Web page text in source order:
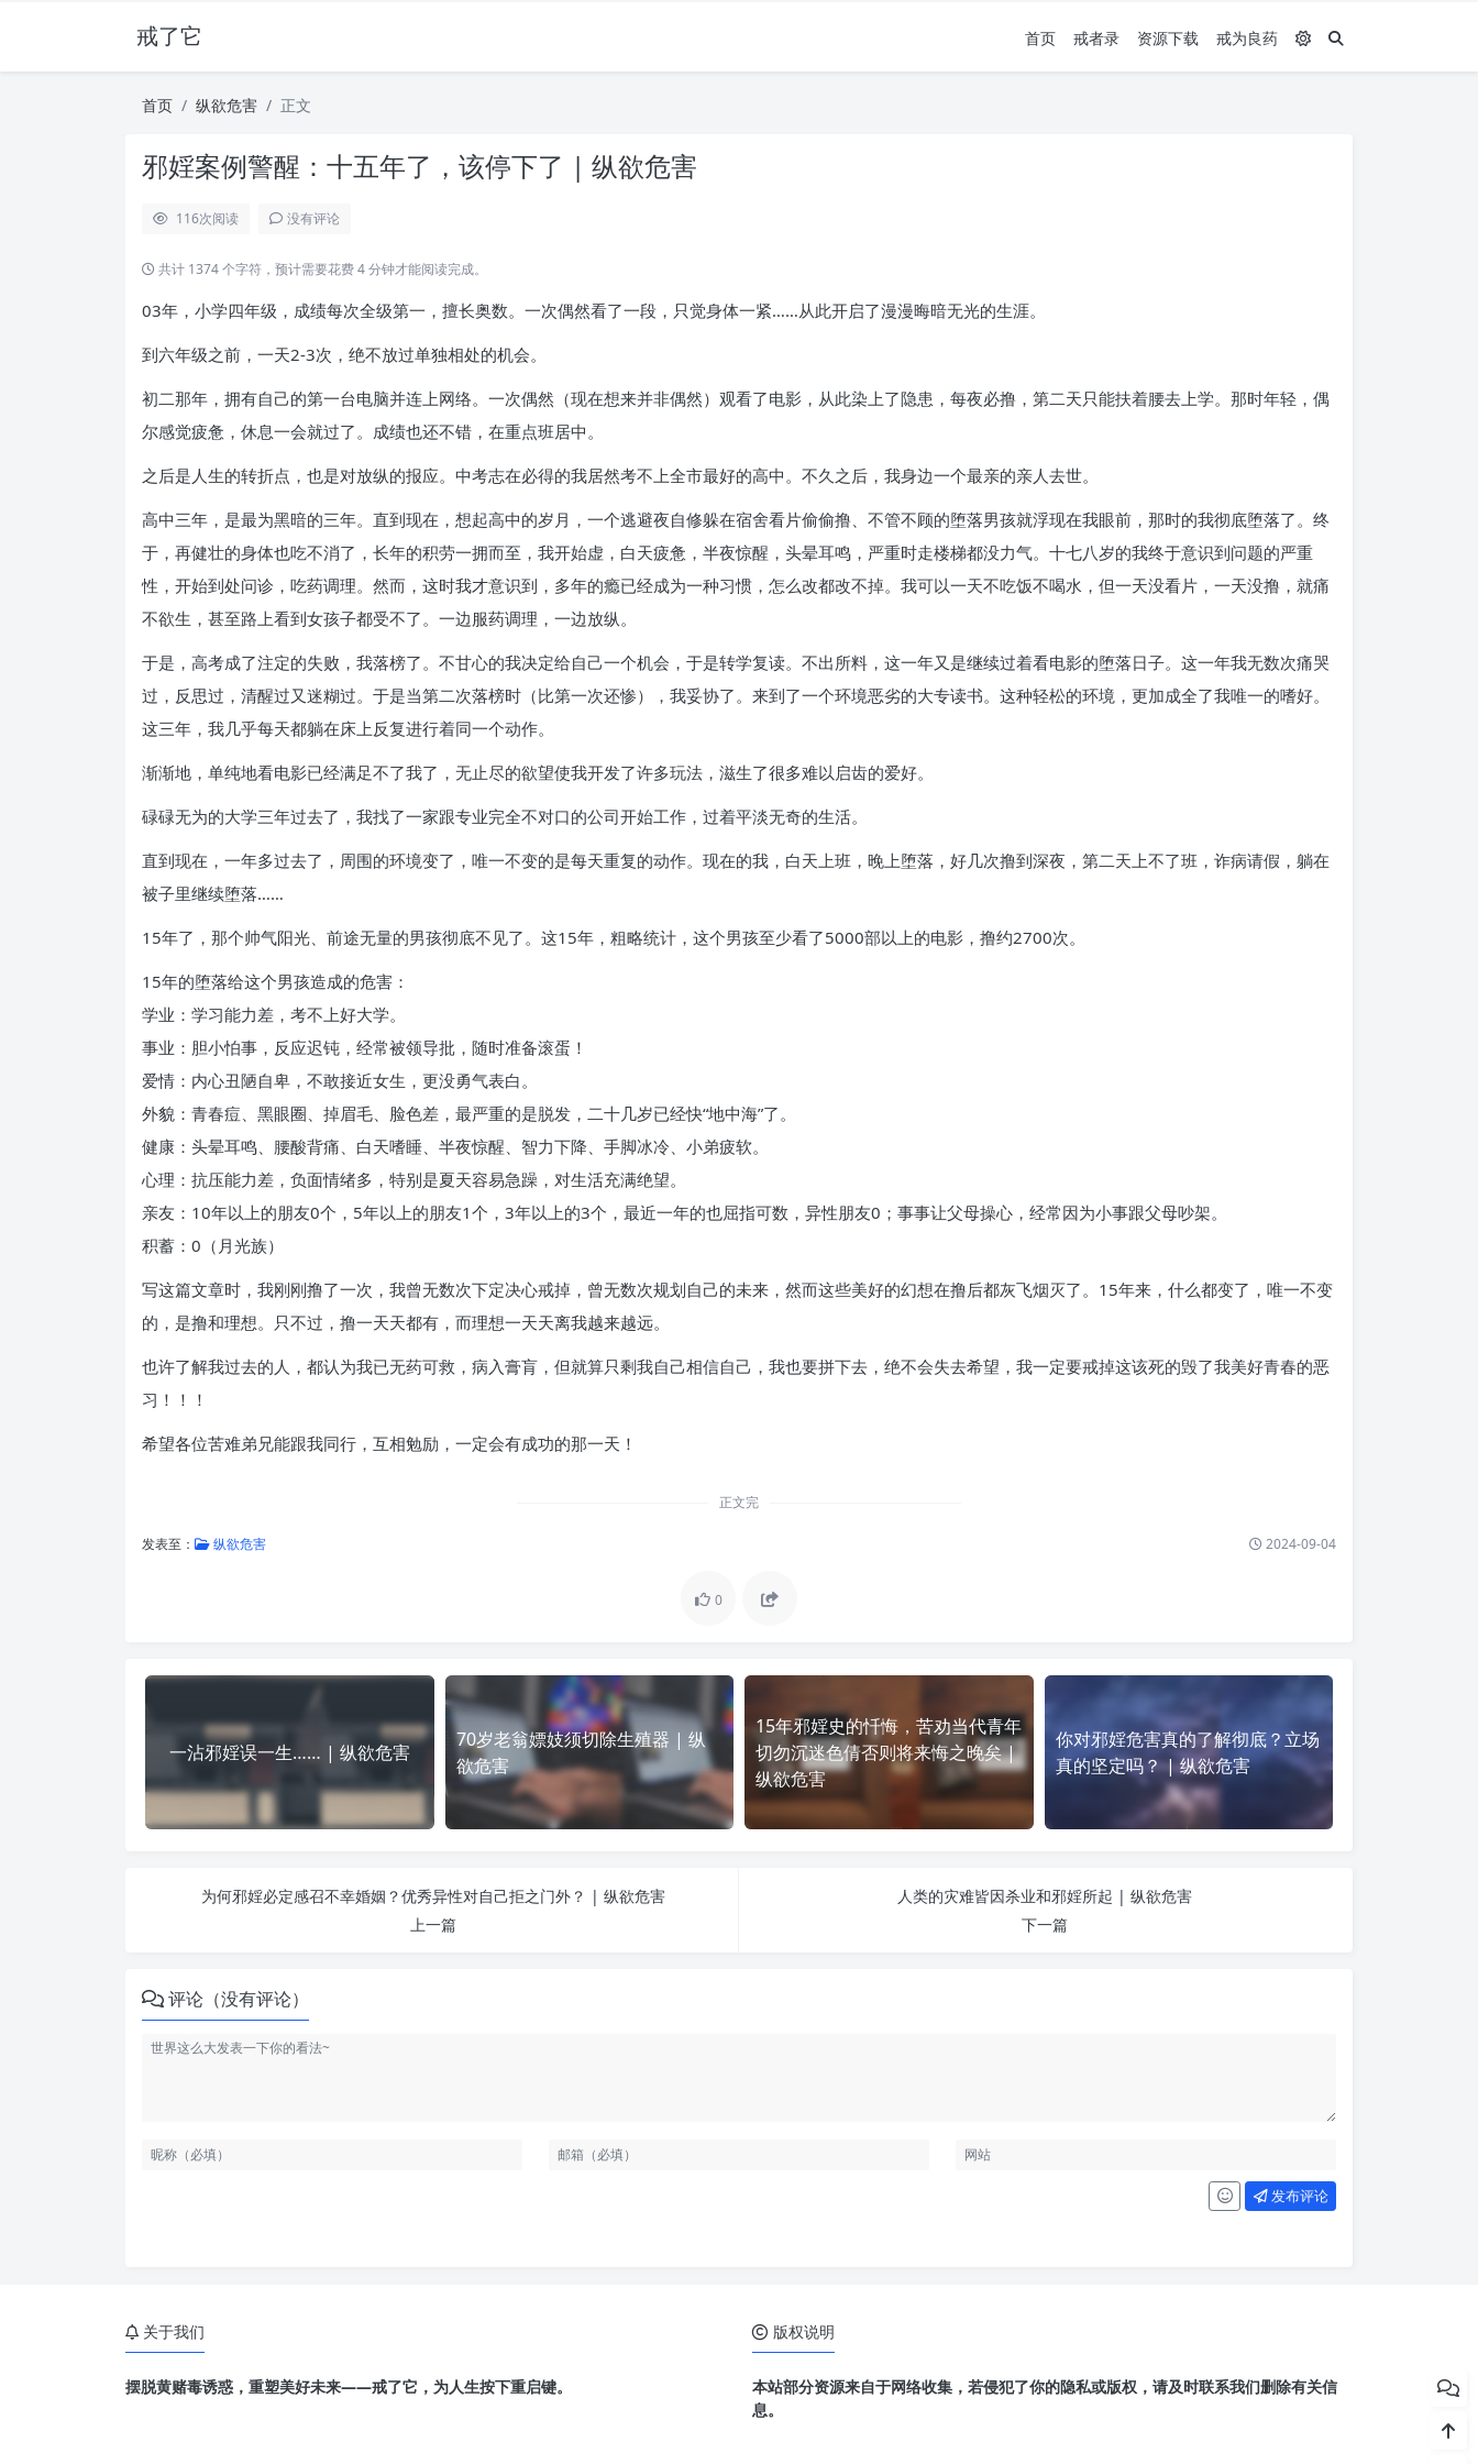
戒了它 首页 戒者录 资源下载 戒为良药
首页 纵欲危害 正文
邪婬案例警醒：十五年了，该停下了 | 纵欲危害
116次阅读 没有评论
共计 1374 个字符，预计需要花费 4 分钟才能阅读完成。
03年，小学四年级，成绩每次全级第一，擅长奥数。一次偶然看了一段，只觉身体一紧……从此开启了漫漫晦暗无光的生涯。
到六年级之前，一天2-3次，绝不放过单独相处的机会。
初二那年，拥有自己的第一台电脑并连上网络。一次偶然（现在想来并非偶然）观看了电影，从此染上了隐患，每夜必撸，第二天只能扶着腰去上学。那时年轻，偶
尔感觉疲惫，休息一会就过了。成绩也还不错，在重点班居中。
之后是人生的转折点，也是对放纵的报应。中考志在必得的我居然考不上全市最好的高中。不久之后，我身边一个最亲的亲人去世。
高中三年，是最为黑暗的三年。直到现在，想起高中的岁月，一个逃避夜自修躲在宿舍看片偷偷撸、不管不顾的堕落男孩就浮现在我眼前，那时的我彻底堕落了。终
于，再健壮的身体也吃不消了，长年的积劳一拥而至，我开始虚，白天疲惫，半夜惊醒，头晕耳鸣，严重时走楼梯都没力气。十七八岁的我终于意识到问题的严重
性，开始到处问诊，吃药调理。然而，这时我才意识到，多年的瘾已经成为一种习惯，怎么改都改不掉。我可以一天不吃饭不喝水，但一天没看片，一天没撸，就痛
不欲生，甚至路上看到女孩子都受不了。一边服药调理，一边放纵。
于是，高考成了注定的失败，我落榜了。不甘心的我决定给自己一个机会，于是转学复读。不出所料，这一年又是继续过着看电影的堕落日子。这一年我无数次痛哭
过，反思过，清醒过又迷糊过。于是当第二次落榜时（比第一次还惨），我妥协了。来到了一个环境恶劣的大专读书。这种轻松的环境，更加成全了我唯一的嗜好。
这三年，我几乎每天都躺在床上反复进行着同一个动作。
渐渐地，单纯地看电影已经满足不了我了，无止尽的欲望使我开发了许多玩法，滋生了很多难以启齿的爱好。
碌碌无为的大学三年过去了，我找了一家跟专业完全不对口的公司开始工作，过着平淡无奇的生活。
直到现在，一年多过去了，周围的环境变了，唯一不变的是每天重复的动作。现在的我，白天上班，晚上堕落，好几次撸到深夜，第二天上不了班，诈病请假，躺在
被子里继续堕落……
15年了，那个帅气阳光、前途无量的男孩彻底不见了。这15年，粗略统计，这个男孩至少看了5000部以上的电影，撸约2700次。
15年的堕落给这个男孩造成的危害：
学业：学习能力差，考不上好大学。
事业：胆小怕事，反应迟钝，经常被领导批，随时准备滚蛋！
爱情：内心丑陋自卑，不敢接近女生，更没勇气表白。
外貌：青春痘、黑眼圈、掉眉毛、脸色差，最严重的是脱发，二十几岁已经快“地中海”了。
健康：头晕耳鸣、腰酸背痛、白天嗜睡、半夜惊醒、智力下降、手脚冰冷、小弟疲软。
心理：抗压能力差，负面情绪多，特别是夏天容易急躁，对生活充满绝望。
亲友：10年以上的朋友0个，5年以上的朋友1个，3年以上的3个，最近一年的也屈指可数，异性朋友0；事事让父母操心，经常因为小事跟父母吵架。
积蓄：0（月光族）
写这篇文章时，我刚刚撸了一次，我曾无数次下定决心戒掉，曾无数次规划自己的未来，然而这些美好的幻想在撸后都灰飞烟灭了。15年来，什么都变了，唯一不变
的，是撸和理想。只不过，撸一天天都有，而理想一天天离我越来越远。
也许了解我过去的人，都认为我已无药可救，病入膏肓，但就算只剩我自己相信自己，我也要拼下去，绝不会失去希望，我一定要戒掉这该死的毁了我美好青春的恶
习！！！
希望各位苦难弟兄能跟我同行，互相勉励，一定会有成功的那一天！
正文完
发表至： 纵欲危害 2024-09-04
0
一沾邪婬误一生…… | 纵欲危害
70岁老翁嫖妓须切除生殖器 | 纵
欲危害
15年邪婬史的忏悔，苦劝当代青年
切勿沉迷色倩否则将来悔之晚矣 |
纵欲危害
你对邪婬危害真的了解彻底？立场
真的坚定吗？ | 纵欲危害
为何邪婬必定感召不幸婚姻？优秀异性对自己拒之门外？ | 纵欲危害
上一篇
人类的灾难皆因杀业和邪婬所起 | 纵欲危害
下一篇
评论（没有评论）
发布评论
关于我们
摆脱黄赌毒诱惑，重塑美好未来——戒了它，为人生按下重启键。
版权说明
本站部分资源来自于网络收集，若侵犯了你的隐私或版权，请及时联系我们删除有关信
息。